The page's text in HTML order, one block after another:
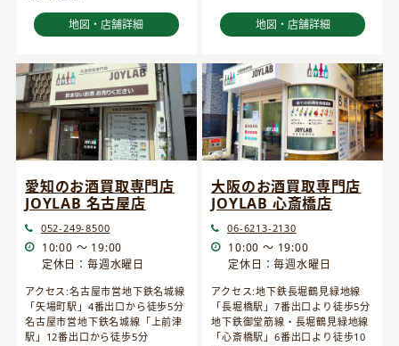
地図・店舗詳細 地図・店舗詳細
愛知のお酒買取専門店
JOYLAB 名古屋店
052-249-8500
10:00 ～ 19:00
定休日：毎週水曜日
アクセス:名古屋市営地下鉄名城線
「矢場町駅」4番出口から徒歩5分
名古屋市営地下鉄名城線「上前津
駅」12番出口から徒歩5分
大阪のお酒買取専門店
JOYLAB 心斎橋店
06-6213-2130
10:00 ～ 19:00
定休日：毎週水曜日
アクセス:地下鉄長堀鶴見緑地線
「長堀橋駅」7番出口より徒歩5分
地下鉄御堂筋線・長堀鶴見緑地線
「心斎橋駅」6番出口より徒歩10